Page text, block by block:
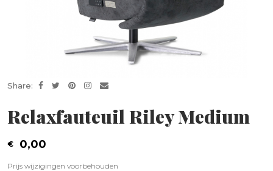
Share:
Relaxfauteuil Riley Medium
0,00
Prijs wijzigingen voorbehouden